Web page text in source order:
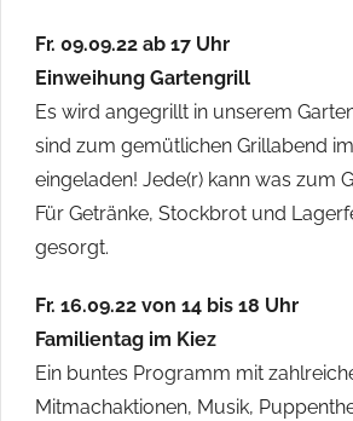
Fr. 09.09.22 ab 17 Uhr
Einweihung Gartengrill
Es wird angegrillt in unserem
sind zum gemütlichen Grillabend im
eingeladen! Jede(r) kann was zum
Für Getränke, Stockbrot und
gesorgt.
Fr. 16.09.22 von 14 bis 18 Uhr
Familientag im Kiez
Ein buntes Programm mit
Mitmachaktionen, Musik,